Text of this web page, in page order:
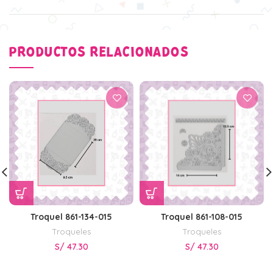
PRODUCTOS RELACIONADOS
Troquel 861-134-015
Troqueles
S/ 47.30
Troquel 861-108-015
Troqueles
S/ 47.30